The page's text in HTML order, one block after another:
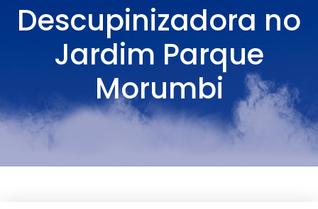
Descupinizadora no
Jardim Parque
Morumbi